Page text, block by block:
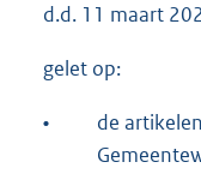
d.d. 11 maart
gelet op:
•
de